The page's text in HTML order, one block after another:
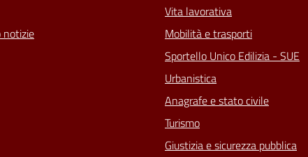
notizie
Vita lavorativa
Mobilità e trasporti
Sportello Unico Edilizia - SUE
Urbanistica
Anagrafe e stato civile
Turismo
Giustizia e sicurezza pubblica